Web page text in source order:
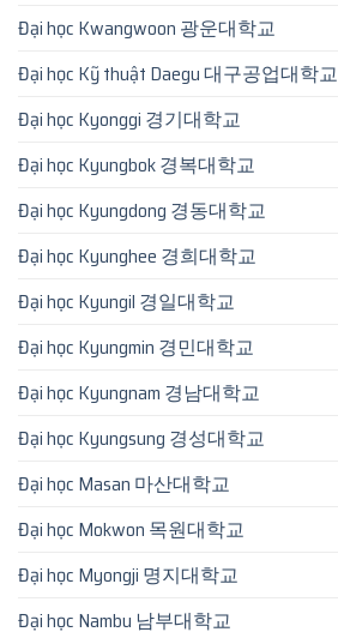
Đại học Kwangwoon 광운대학교
Đại học Kỹ thuật Daegu 대구공업대학교
Đại học Kyonggi 경기대학교
Đại học Kyungbok 경복대학교
Đại học Kyungdong 경동대학교
Đại học Kyunghee 경희대학교
Đại học Kyungil 경일대학교
Đại học Kyungmin 경민대학교
Đại học Kyungnam 경남대학교
Đại học Kyungsung 경성대학교
Đại học Masan 마산대학교
Đại học Mokwon 목원대학교
Đại học Myongji 명지대학교
Đại học Nambu 남부대학교